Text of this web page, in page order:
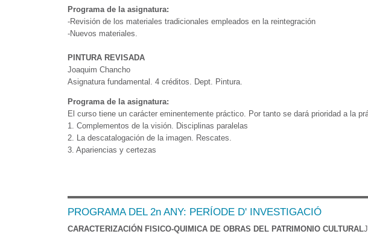
Programa de la asignatura:
-Revisión de los materiales tradicionales empleados en la reintegración
-Nuevos materiales.
PINTURA REVISADA
Joaquim Chancho
Asignatura fundamental. 4 créditos. Dept. Pintura.
Programa de la asignatura:
El curso tiene un carácter eminentemente práctico. Por tanto se dará prioridad a la
1. Complementos de la visión. Disciplinas paralelas
2. La descatalogación de la imagen. Rescates.
3. Apariencias y certezas
PROGRAMA DEL 2n ANY: PERÍODE D' INVESTIGACIÓ
CARACTERIZACIÓN FISICO-QUIMICA DE OBRAS DEL PATRIMONIO CULTURAL